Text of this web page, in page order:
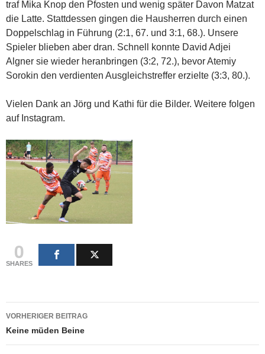
traf Mika Knop den Pfosten und wenig später Davon Matzat
die Latte. Stattdessen gingen die Hausherren durch einen
Doppelschlag in Führung (2:1, 67. und 3:1, 68.). Unsere
Spieler blieben aber dran. Schnell konnte David Adjei
Algner sie wieder heranbringen (3:2, 72.), bevor Atemiy
Sorokin den verdienten Ausgleichstreffer erzielte (3:3, 80.).
Vielen Dank an Jörg und Kathi für die Bilder. Weitere folgen
auf Instagram.
0
SHARES
Beitragsnavigation
VORHERIGER BEITRAG
Keine müden Beine